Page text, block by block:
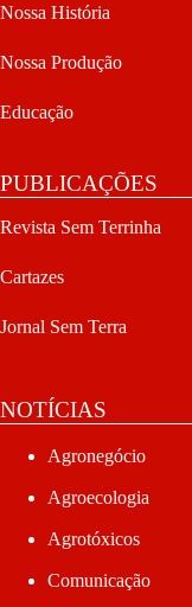
Nossa História
Nossa Produção
Educação
PUBLICAÇÕES
Revista Sem Terrinha
Cartazes
Jornal Sem Terra
NOTÍCIAS
Agronegócio
Agroecologia
Agrotóxicos
Comunicação